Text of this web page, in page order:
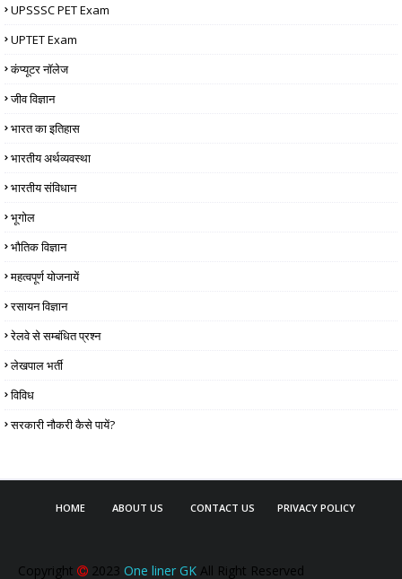
UPSSSC PET Exam
UPTET Exam
कंप्यूटर नॉलेज
जीव विज्ञान
भारत का इतिहास
भारतीय अर्थव्यवस्था
भारतीय संविधान
भूगोल
भौतिक विज्ञान
महत्वपूर्ण योजनायें
रसायन विज्ञान
रेलवे से सम्बंधित प्रश्न
लेखपाल भर्ती
विविध
सरकारी नौकरी कैसे पायें?
HOME ABOUT US CONTACT US PRIVACY POLICY
Copyright 2023 One liner GK All Right Reserved